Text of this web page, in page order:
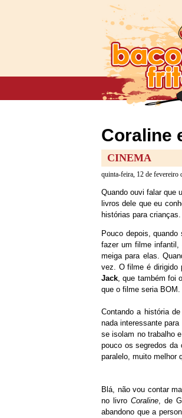
Coraline
CINEMA
quinta-feira, 12 de fevereiro
Quando ouvi falar que
livros dele que eu
histórias para crianças.
Pouco depois,
fazer um filme infantil,
meiga para elas.
vez. O filme é dirigido
Jack, que também foi
que o filme seria
Contando a história
nada interessante
se isolam no trabalho
pouco os segredos da
paralelo, muito melhor
Blá, não vou contar
no livro Coraline, de
abandono que a